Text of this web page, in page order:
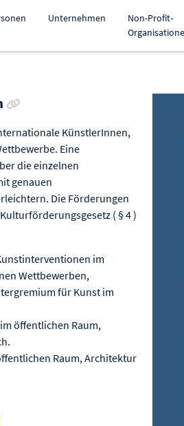
Unternehmen
Non-Profit-
Link zur Förderung kopieren
KünstlerInnen,
Eine
die einzelnen
genauen
Die Förderungen
( § 4 )
im
Wettbewerben,
für Kunst im
öffentlichen Raum,
Raum, Architektur